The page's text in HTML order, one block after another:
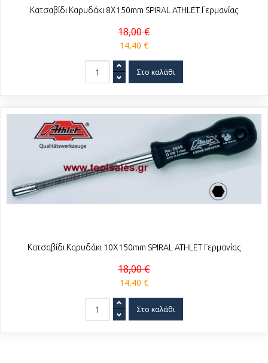
Κατσαβίδι Καρυδάκι 8Χ150mm SPIRAL ATHLET Γερμανίας
18,00 €
14,40 €
Κατσαβίδι Καρυδάκι 10Χ150mm SPIRAL ATHLET Γερμανίας
18,00 €
14,40 €